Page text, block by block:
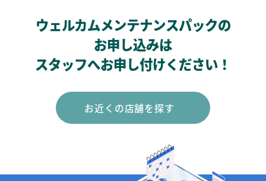
ウェルカムメンテナンスパックの
お申し込みは
スタッフへお申し付けください！
お近くの店舗を探す